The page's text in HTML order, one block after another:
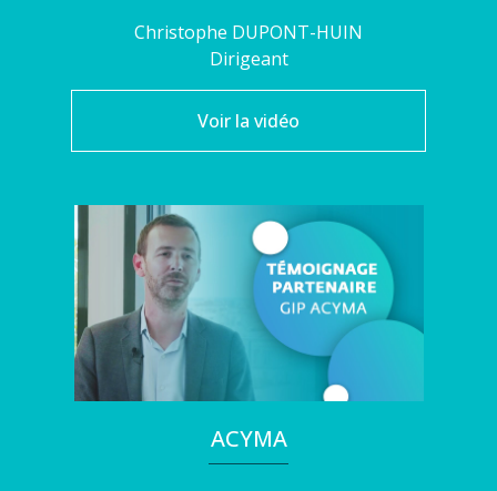
Christophe DUPONT-HUIN
Dirigeant
Voir la vidéo
ACYMA